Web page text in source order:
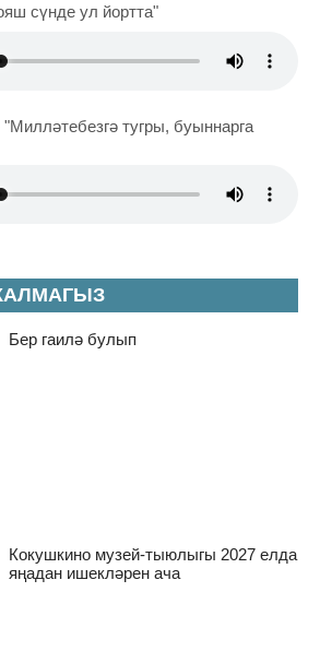
Бер гаилә булып
Кокушкино музей-тыюлыгы 2027 елда
яңадан ишекләрен ача
сүнде ул йортта"
тугры, буыннарга